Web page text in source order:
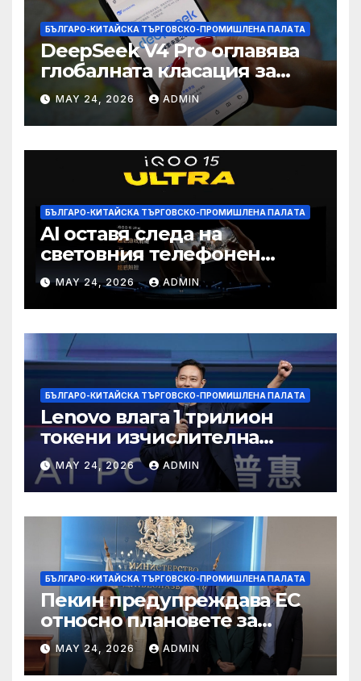
БЪЛГАРО-КИТАЙСКА ТЪРГОВСКО-ПРОМИШЛЕНА ПАЛAТА
DeepSeek V4 Pro оглавява
глобалната класация за
печалба след 75%
намаление на цената
MAY 24, 2026 ADMIN
БЪЛГАРО-КИТАЙСКА ТЪРГОВСКО-ПРОМИШЛЕНА ПАЛAТА
AI оставя следа на
световния телефонен
пазар
MAY 24, 2026 ADMIN
БЪЛГАРО-КИТАЙСКА ТЪРГОВСКО-ПРОМИШЛЕНА ПАЛAТА
Lenovo влага 1 трилион
токени изчислителна
мощност в AI екосистемата
MAY 24, 2026 ADMIN
БЪЛГАРО-КИТАЙСКА ТЪРГОВСКО-ПРОМИШЛЕНА ПАЛAТА
Пекин предупреждава ЕС
относно плановете за
насочване към китайски
продукти
MAY 24, 2026 ADMIN